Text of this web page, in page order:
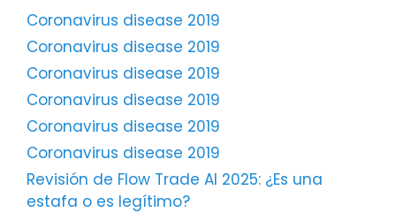
Coronavirus disease 2019
Coronavirus disease 2019
Coronavirus disease 2019
Coronavirus disease 2019
Coronavirus disease 2019
Coronavirus disease 2019
Revisión de Flow Trade AI 2025: ¿Es una
estafa o es legítimo?